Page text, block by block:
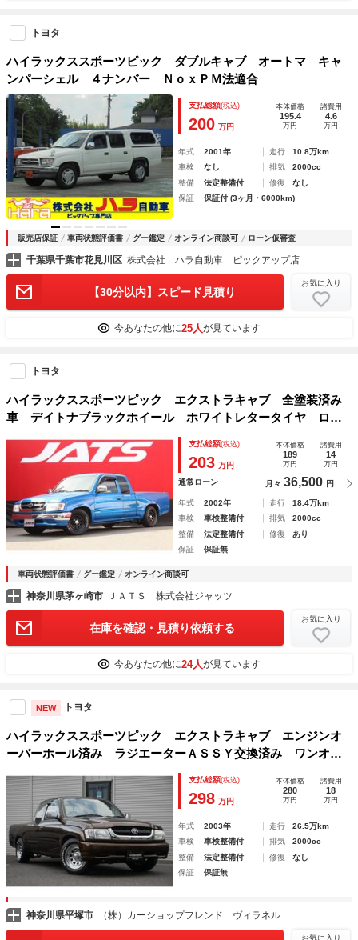
トヨタ
ハイラックススポーツピック ダブルキャブ オートマ キャ
ンパーシェル ４ナンバー ＮｏｘＰＭ法適合
支払総額(税込)
200 万円
本体価格
195.4
万円
諸費用
4.6
万円
年式 2001年 走行
10.8万km
車検
なし 排気
2000cc
整備
法定整備付 修復
なし
保証
保証付 (3ヶ月・6000km)
販売店保証 車両状態評価書 グー鑑定 オンライン商談可 ローン仮審査
千葉県千葉市花見川区 株式会社 ハラ自動車 ピックアップ店
【30分以内】スピード見積り
お気に入り
今あなたの他に25人が見ています
トヨタ
ハイラックススポーツピック エクストラキャブ 全塗装済み
車 デイトナブラックホイール ホワイトレタータイヤ ロー
ダウン トノカバー シートカバー 前後ドラレコ 社外ナ
ビ ＥＴＣ
支払総額(税込)
203 万円
本体価格
189
万円
諸費用
14
万円
通常ローン 月々 36,500 円
年式 2002年 走行
18.4万km
車検
車検整備付 排気
2000cc
整備
法定整備付 修復
あり
保証
保証無
車両状態評価書 グー鑑定 オンライン商談可
神奈川県茅ヶ崎市 ＪＡＴＳ 株式会社ジャッツ
在庫を確認・見積り依頼する
お気に入り
今あなたの他に24人が見ています
NEW トヨタ
ハイラックススポーツピック エクストラキャブ エンジンオ
ーバーホール済み ラジエーターＡＳＳＹ交換済み ワンオー
ナー車両 オールペン ローダウン 新品クロームデイトナホ
イール 新品ＢＦＧｏｏｄｒｉｃｈラジアルタイヤ 荷台内チ
ッピングコート
支払総額(税込)
298 万円
本体価格
280
万円
諸費用
18
万円
年式 2003年 走行
26.5万km
車検
車検整備付 排気
2000cc
整備
法定整備付 修復
なし
保証
保証無
神奈川県平塚市 （株）カーショップフレンド ヴィラネル
お気に入り